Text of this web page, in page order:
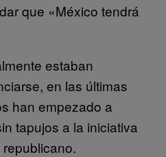
que «México tendrá
estaban
en las últimas
han empezado a
tapujos a la iniciativa